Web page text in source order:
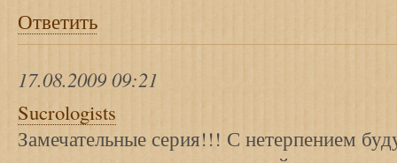
Ответить
17.08.2009 09:21
Sucrologists
Замечательные серия!!! С нетерпением